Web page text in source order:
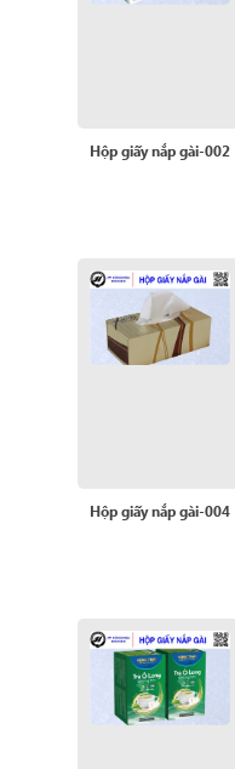
Hộp giấy nắp gài-002
Hộp giấy nắp gài-004